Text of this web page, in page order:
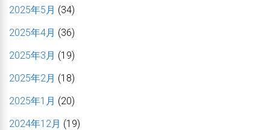
2025年5月 (34)
2025年4月 (36)
2025年3月 (19)
2025年2月 (18)
2025年1月 (20)
2024年12月 (19)